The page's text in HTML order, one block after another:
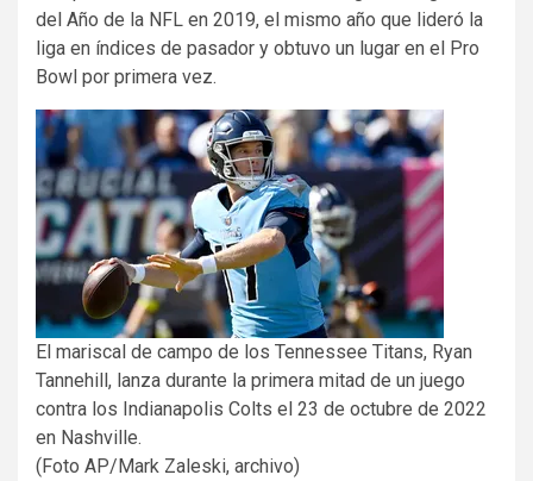
del Año de la NFL en 2019, el mismo año que lideró la
liga en índices de pasador y obtuvo un lugar en el Pro
Bowl por primera vez.
El mariscal de campo de los Tennessee Titans, Ryan
Tannehill, lanza durante la primera mitad de un juego
contra los Indianapolis Colts el 23 de octubre de 2022
en Nashville.
(Foto AP/Mark Zaleski, archivo)